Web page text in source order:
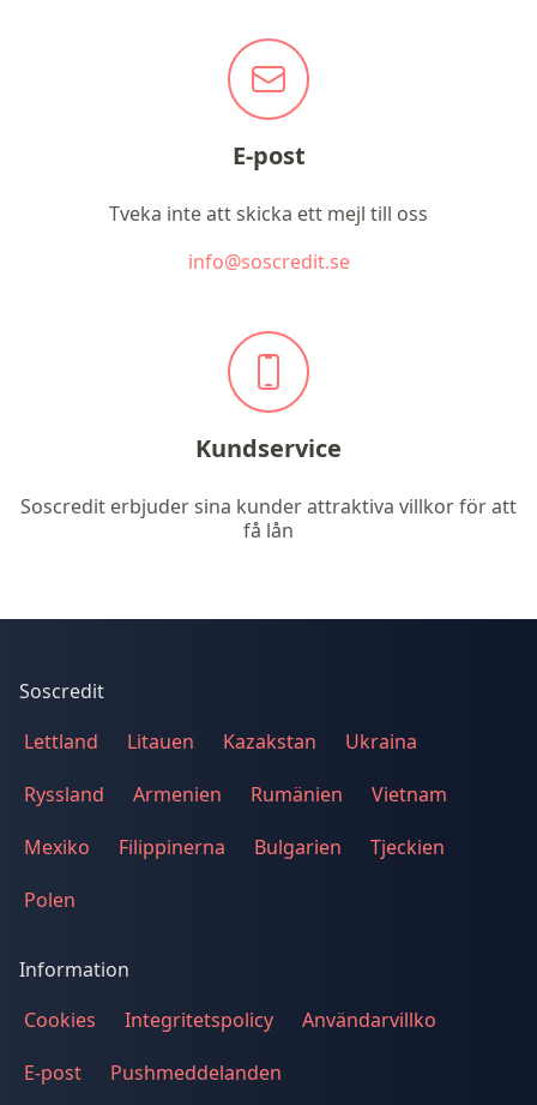
E-post
Tveka inte att skicka ett mejl till oss
info@soscredit.se
Kundservice
Soscredit erbjuder sina kunder attraktiva villkor för att
få lån
Soscredit
Lettland
Litauen Kazakstan
Ukraina
Ryssland
Armenien Rumänien
Vietnam
Mexiko
Filippinerna Bulgarien
Tjeckien
Polen
Information
Cookies
Integritetspolicy
Användarvillko
E-post
Pushmeddelanden